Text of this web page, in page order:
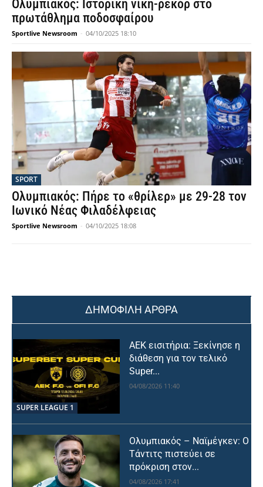
Ολυμπιακός: Ιστορική νίκη-ρεκόρ στο
πρωτάθλημα ποδοσφαίρου
Sportlive Newsroom - 04/10/2025 18:10
SPORT
Ολυμπιακός: Πήρε το «θρίλερ» με 29-28 τον
Ιωνικό Νέας Φιλαδέλφειας
Sportlive Newsroom - 04/10/2025 18:08
ΔΗΜΟΦΙΛΗ ΑΡΘΡΑ
SUPER LEAGUE 1
ΑΕΚ εισιτήρια: Ξεκίνησε η
διάθεση για τον τελικό
Super...
04/08/2026 11:40
Ολυμπιακός – Ναϊμέγκεν: Ο
Τάντιτς πιστεύει σε
πρόκριση στον...
04/08/2026 17:41